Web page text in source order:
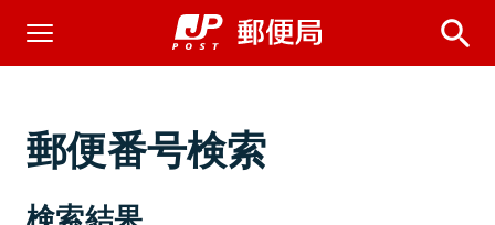
郵便番号検索
検索結果